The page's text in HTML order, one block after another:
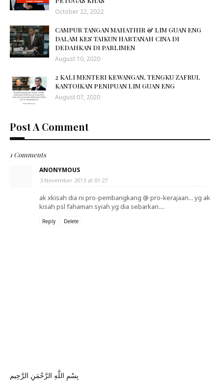
October 22, 2022
CAMPUR TANGAN MAHATHIR & LIM GUAN ENG
DALAM KES TAIKUN HARTANAH CINA DI
DEDAHKAN DI PARLIMEN
August 10, 2020
2 KALI MENTERI KEWANGAN, TENGKU ZAFRUL
KANTOIKAN PENIPUAN LIM GUAN ENG
August 07, 2020
Post A Comment
1 Comments
ANONYMOUS
3 November 2013 at 01:27
ak xkisah dia ni pro-pembangkang @ pro-kerajaan... yg ak
kisah psl fahaman syiah yg dia sebarkan....
Reply Delete
بِسْمِ اللَّهِ الرَّحْمَنِ الرَّحِيم